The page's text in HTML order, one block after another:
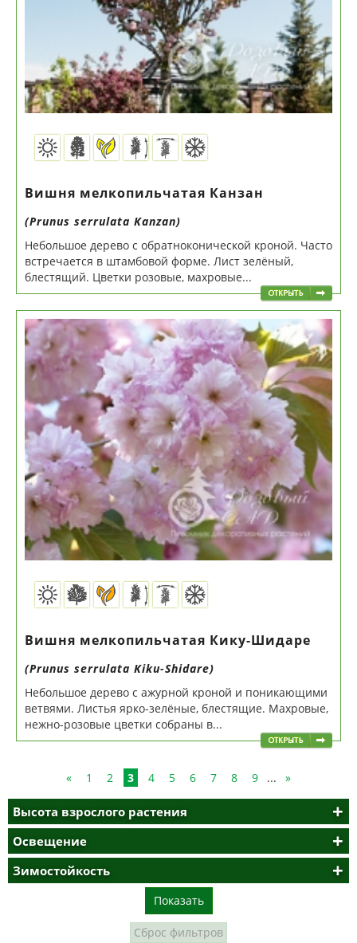
Вишня мелкопильчатая Канзан
(Prunus serrulata Kanzan)
Небольшое дерево с обратноконической кроной. Часто
встречается в штамбовой форме. Лист зелёный,
блестящий. Цветки розовые, махровые...
Вишня мелкопильчатая Кику-Шидаре
(Prunus serrulata Kiku-Shidare)
Небольшое дерево с ажурной кроной и поникающими
ветвями. Листья ярко-зелёные, блестящие. Махровые,
нежно-розовые цветки собраны в...
« 1 2 3 4 5 6 7 8 9 ... »
Высота взрослого растения
Освещение
Зимостойкость
Показать
Сброс фильтров